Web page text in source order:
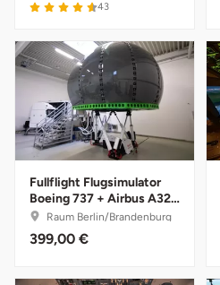
43
Fullflight Flugsimulator
Boeing 737 + Airbus A320
Kombiticket
Raum Berlin/Brandenburg
399,00 €
Fulda
Fürstenfeldbruck
Fürth
Geiselwind
Gelnhausen